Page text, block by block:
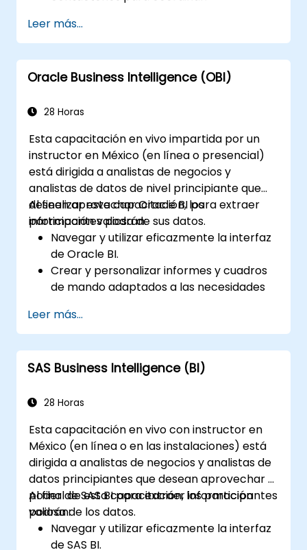
Leer más...
Oracle Business Intelligence (OBI)
28 Horas
Esta capacitación en vivo impartida por un
instructor en México (en línea o presencial)
está dirigida a analistas de negocios y
analistas de datos de nivel principiante que
deseen aprovechar Oracle BI para extraer
información valiosa de sus datos.
Al finalizar esta capacitación, los
participantes podrán:
Navegar y utilizar eficazmente la interfaz
de Oracle BI.
Crear y personalizar informes y cuadros
de mando adaptados a las necesidades
Realizar análisis ad hoc utilizando diversas
herramientas de BI.
Aprovechar funciones avanzadas para
una exploración exhaustiva de los datos.
Leer más...
SAS Business Intelligence (BI)
28 Horas
Esta capacitación en vivo con instructor en
México (en línea o en las instalaciones) está
dirigida a analistas de negocios y analistas de
datos principiantes que desean aprovechar el
poder de SAS BI para extraer información
valiosa de los datos.
Al final de esta capacitación, los participantes
podrán:
Navegar y utilizar eficazmente la interfaz
de SAS BI.